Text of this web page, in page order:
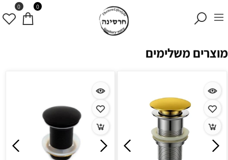
0 0
מוצרים משלימים